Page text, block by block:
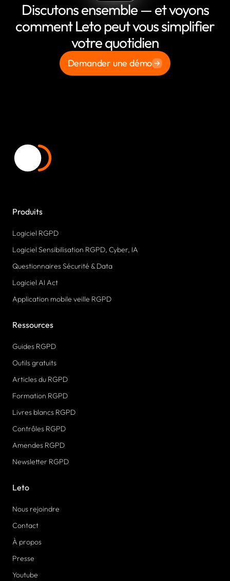
Discutons ensemble — et voyons
comment Leto peut vous simplifier
votre quotidien
Demander une démo
Produits
Logiciel RGPD
Logiciel Sensibilisation RGPD, Cyber, IA
Questionnaires Sécurité & Data
Logiciel AI Act
Application mobile veille RGPD
Ressources
Guides RGPD
Outils gratuits
Articles du RGPD
Formation RGPD
Livres blancs RGPD
Contrôles RGPD
Amendes RGPD
Newsletter RGPD
Leto
Nous rejoindre
Contact
À propos
Presse
Youtube